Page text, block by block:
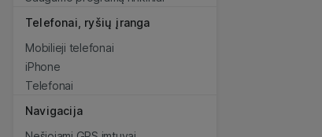
Telefonai, ryšių įranga
Mobilieji telefonai
iPhone
Telefonai
Navigacija